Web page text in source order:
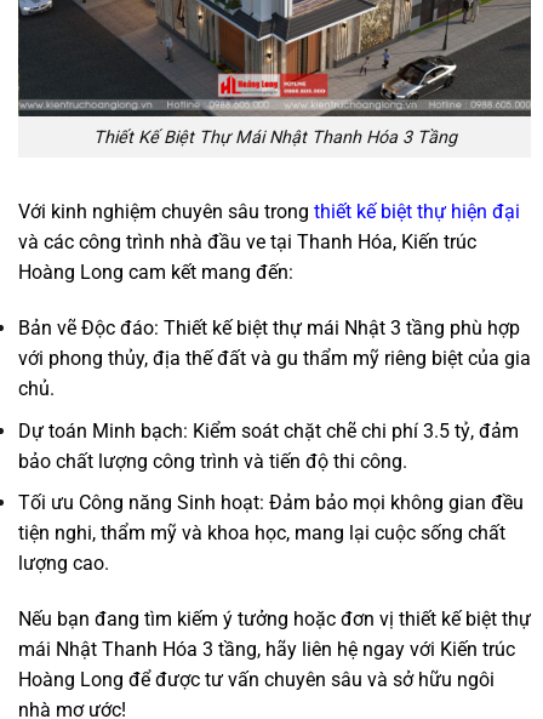
Thiết Kế Biệt Thự Mái Nhật Thanh Hóa 3 Tầng
Với kinh nghiệm chuyên sâu trong thiết kế biệt thự hiện đại
và các công trình nhà đầu ve tại Thanh Hóa, Kiến trúc
Hoàng Long cam kết mang đến:
Bản vẽ Độc đáo: Thiết kế biệt thự mái Nhật 3 tầng phù hợp
với phong thủy, địa thế đất và gu thẩm mỹ riêng biệt của gia
chủ.
Dự toán Minh bạch: Kiểm soát chặt chẽ chi phí 3.5 tỷ, đảm
bảo chất lượng công trình và tiến độ thi công.
Tối ưu Công năng Sinh hoạt: Đảm bảo mọi không gian đều
tiện nghi, thẩm mỹ và khoa học, mang lại cuộc sống chất
lượng cao.
Nếu bạn đang tìm kiếm ý tưởng hoặc đơn vị thiết kế biệt thự
mái Nhật Thanh Hóa 3 tầng, hãy liên hệ ngay với Kiến trúc
Hoàng Long để được tư vấn chuyên sâu và sở hữu ngôi
nhà mơ ước!